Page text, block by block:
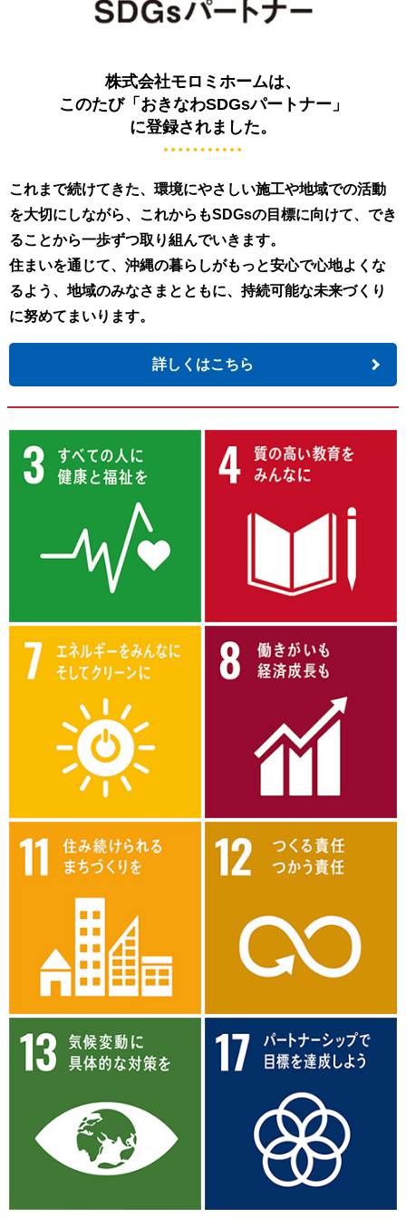
株式会社モロミホームは、
このたび「おきなわSDGsパートナー」
に登録されました。
これまで続けてきた、環境にやさしい施工や地域での活動
を大切にしながら、これからもSDGsの目標に向けて、でき
ることから一歩ずつ取り組んでいきます。
住まいを通じて、沖縄の暮らしがもっと安心で心地よくな
るよう、地域のみなさまとともに、持続可能な未来づくり
に努めてまいります。
詳しくはこちら